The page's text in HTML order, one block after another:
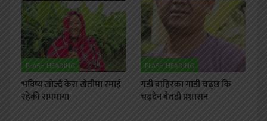
FLASH HEADING
भविष्य खोज्दै केरा खेतीमा रमाई
रहेकी राममाया
FLASH HEADING
गडी बाहिरका गाडी चढ्छ कि
चढ्दैन बैतडी प्रशासन